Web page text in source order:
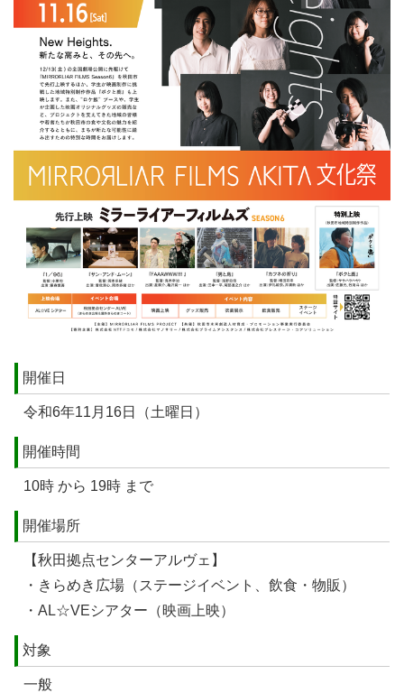
開催日
令和6年11月16日（土曜日）
開催時間
10時 から 19時 まで
開催場所
【秋田拠点センターアルヴェ】
・きらめき広場（ステージイベント、飲食・物販）
・AL☆VEシアター（映画上映）
対象
一般